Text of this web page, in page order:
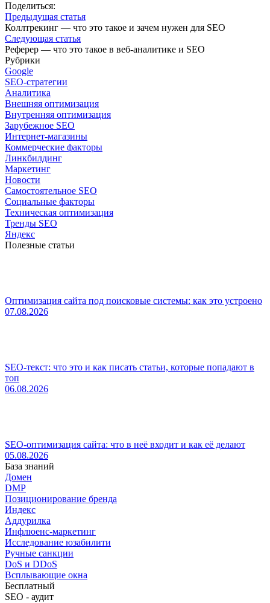
Поделиться:
Предыдущая статья
Коллтрекинг — что это такое и зачем нужен для SEO
Следующая статья
Реферер — что это такое в веб-аналитике и SEO
Рубрики
Google
SEO-стратегии
Аналитика
Внешняя оптимизация
Внутренняя оптимизация
Зарубежное SEO
Интернет-магазины
Коммерческие факторы
Линкбилдинг
Маркетинг
Новости
Самостоятельное SEO
Социальные факторы
Техническая оптимизация
Тренды SEO
Яндекс
Полезные статьи
Оптимизация сайта под поисковые системы: как это устроено
07.08.2026
SEO-текст: что это и как писать статьи, которые попадают в
топ
06.08.2026
SEO-оптимизация сайта: что в неё входит и как её делают
05.08.2026
База знаний
Домен
DMP
Позиционирование бренда
Индекс
Аддурилка
Инфлюенс-маркетинг
Исследование юзабилити
Ручные санкции
DoS и DDoS
Всплывающие окна
Бесплатный
SEO - аудит